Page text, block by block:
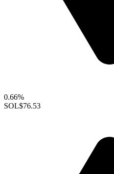
0.66%
SOL$76.53